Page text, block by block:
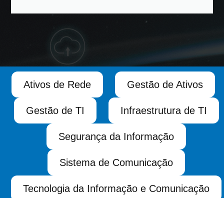
Ativos de Rede Gestão de Ativos
Gestão de TI Infraestrutura de TI
Segurança da Informação
Sistema de Comunicação
Tecnologia da Informação e Comunicação